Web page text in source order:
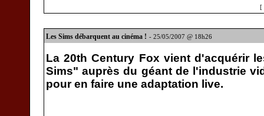
[
Les Sims débarquent au cinéma ! - 25/05/2007 @ 18h26
La 20th Century Fox vient d'acquérir
Sims" auprès du géant de l'industrie
pour en faire une adaptation live.